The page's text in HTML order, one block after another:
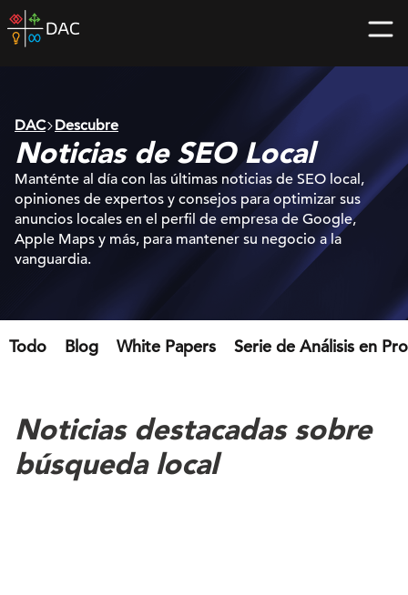
Skip
to
home
DAC Descubre
Noticias de SEO Local
Manténte al día con las últimas noticias de SEO local,
opiniones de expertos y consejos para optimizar sus
anuncios locales en el perfil de empresa de Google,
Apple Maps y más, para mantener su negocio a la
vanguardia.
Todo Blog White Papers Serie de Análisis en
Noticias destacadas sobre
búsqueda local